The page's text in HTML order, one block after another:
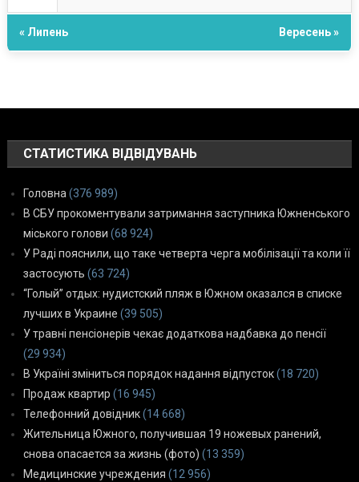
« Липень Вересень »
СТАТИСТИКА ВІДВІДУВАНЬ
Головна(376 989)
В СБУ прокоментували затримання заступника Южненського
міського голови (68 924)
У Раді пояснили, що таке четверта черга мобілізації та коли її
застосують (63 724)
“Голый” отдых: нудистский пляж в Южном оказался в списке
лучших в Украине (39 505)
У травні пенсіонерів чекає додаткова надбавка до пенсії
(29 934)
В Україні зміниться порядок надання відпусток(18 720)
Продаж квартир (16 945)
Телефонний довідник(14 668)
Жительница Южного, получившая 19 ножевых ранений,
снова опасается за жизнь (фото) (13 359)
Медицинские учреждения (12 956)